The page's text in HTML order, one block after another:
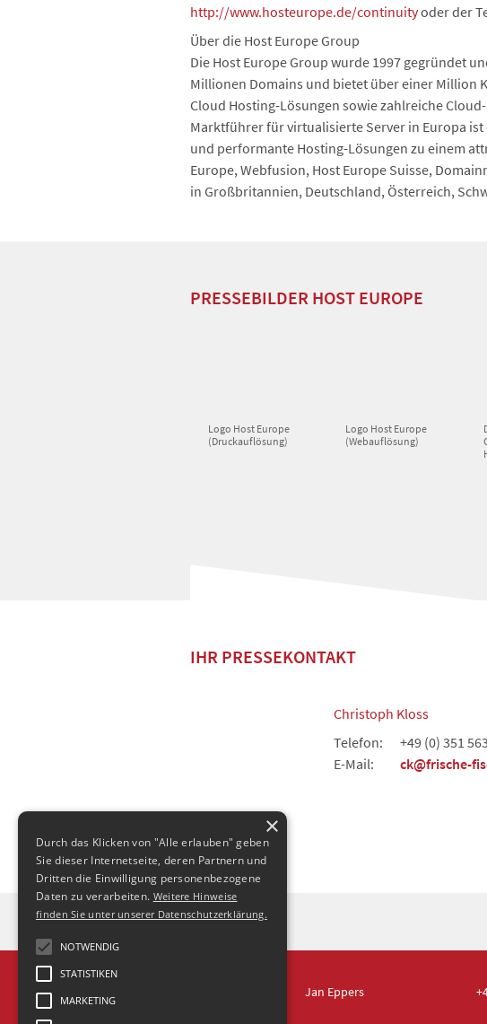
http://www.hosteurope.de/continuityoder der
Über die Host Europe Group
Die Host Europe Group wurde 1997 gegründet
Millionen Domains und bietet über einer Million
Cloud Hosting-Lösungen sowie zahlreiche
Marktführer für virtualisierte Server in Europa
und performante Hosting-Lösungen zu einem
Europe, Webfusion, Host Europe Suisse,
in Großbritannien, Deutschland, Österreich,
PRESSEBILDER HOST EUROPE
Logo Host Europe
(Druckauflösung)
Logo Host Europe
(Webauflösung)
IHR PRESSEKONTAKT
Christoph Kloss
Telefon:
+49 (0) 351
E-Mail:
ck@frische-
Jan Eppers
×
Durch das Klicken von "Alle erlauben" geben
Sie dieser Internetseite, deren Partnern und
Dritten die Einwilligung personenbezogene
Daten zu verarbeiten. Weitere Hinweise
finden Sie unter unserer Datenschutzerklärung.
NOTWENDIG
STATISTIKEN
MARKETING